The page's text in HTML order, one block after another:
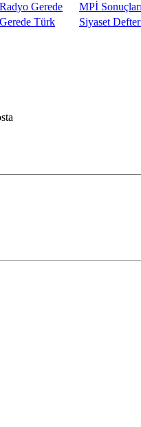
Radyo Gerede
MPİ
Gerede Türk Siyaset